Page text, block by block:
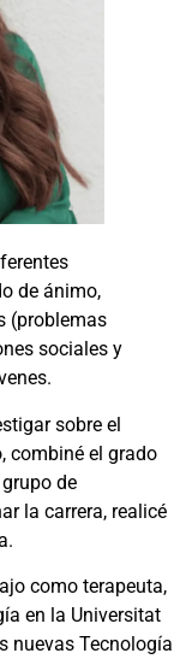
de ánimo,
(problemas
sociales y
sobre el
combiné el grado
de
la carrera, realicé
como terapeuta,
en la Universitat
nuevas Tecnología